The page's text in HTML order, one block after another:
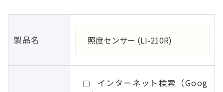
製品名
インターネット検索（Goog